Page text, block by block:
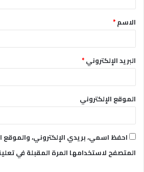
ق
*الاسم*
البريد الإلكتروني*
الموقع الإلكتروني
احفظ اسمي، بريدي الإلكتروني، والموقع
المتصفح لاستخدامها المرة المقبلة في